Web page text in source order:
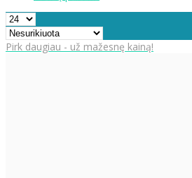
Pirk daugiau - už mažesnę kainą!